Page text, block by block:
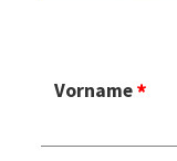
Vorname